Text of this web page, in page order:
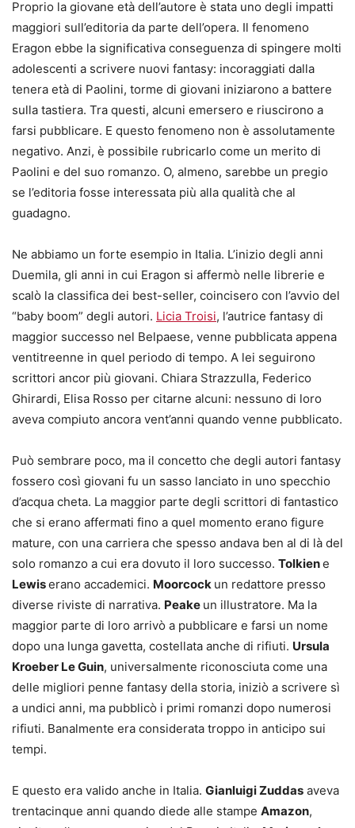
Proprio la giovane età dell’autore è stata uno degli impatti
maggiori sull’editoria da parte dell’opera. Il fenomeno
Eragon ebbe la significativa conseguenza di spingere molti
adolescenti a scrivere nuovi fantasy: incoraggiati dalla
tenera età di Paolini, torme di giovani iniziarono a battere
sulla tastiera. Tra questi, alcuni emersero e riuscirono a
farsi pubblicare. E questo fenomeno non è assolutamente
negativo. Anzi, è possibile rubricarlo come un merito di
Paolini e del suo romanzo. O, almeno, sarebbe un pregio
se l’editoria fosse interessata più alla qualità che al
guadagno.
Ne abbiamo un forte esempio in Italia. L’inizio degli anni
Duemila, gli anni in cui Eragon si affermò nelle librerie e
scalò la classifica dei best-seller, coincisero con l’avvio del
“baby boom” degli autori. Licia Troisi, l’autrice fantasy di
maggior successo nel Belpaese, venne pubblicata appena
ventitreenne in quel periodo di tempo. A lei seguirono
scrittori ancor più giovani. Chiara Strazzulla, Federico
Ghirardi, Elisa Rosso per citarne alcuni: nessuno di loro
aveva compiuto ancora vent’anni quando venne pubblicato.
Può sembrare poco, ma il concetto che degli autori fantasy
fossero così giovani fu un sasso lanciato in uno specchio
d’acqua cheta. La maggior parte degli scrittori di fantastico
che si erano affermati fino a quel momento erano figure
mature, con una carriera che spesso andava ben al di là del
solo romanzo a cui era dovuto il loro successo. Tolkiene
Lewiserano accademici. Moorcock un redattore presso
diverse riviste di narrativa. Peake un illustratore. Ma la
maggior parte di loro arrivò a pubblicare e farsi un nome
dopo una lunga gavetta, costellata anche di rifiuti. Ursula
Kroeber Le Guin, universalmente riconosciuta come una
delle migliori penne fantasy della storia, iniziò a scrivere sì
a undici anni, ma pubblicò i primi romanzi dopo numerosi
rifiuti. Banalmente era considerata troppo in anticipo sui
tempi.
E questo era valido anche in Italia. Gianluigi Zuddas aveva
trentacinque anni quando diede alle stampe Amazon,